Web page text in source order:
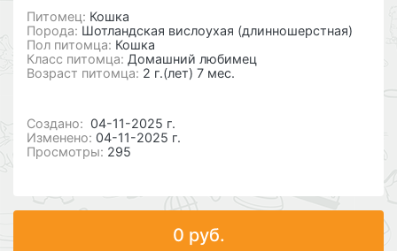
Питомец: Кошка
Порода: Шотландская вислоухая (длинношерстная)
Пол питомца: Кошка
Класс питомца: Домашний любимец
Возраст питомца: 2 г.(лет) 7 мес.
Cоздано: 04-11-2025 г.
Изменено: 04-11-2025 г.
Просмотры: 295
0 руб.